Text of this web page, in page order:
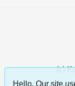
(c)
Hello. Our site